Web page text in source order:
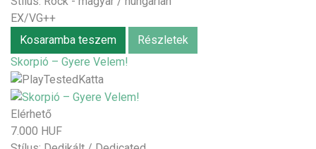
EX/VG++
Kosaramba teszem
Részletek
Skorpió – Gyere Velem!
Elérhető
7.000 HUF